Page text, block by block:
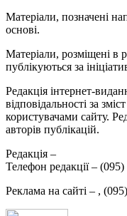
Матеріали, позначені
основі.
Матеріали, розміщені в
публікуються за
Редакція інтернет-
відповідальності за
користувачами сайту.
авторів публікацій.
Редакція –
Телефон редакції – (095)
Реклама на сайті – ,